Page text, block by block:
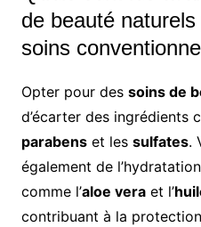
de beauté
soins
Opter pour des soins de
d’écarter des ingrédients
parabenset les sulfates.
également de
comme l’aloe veraet l’
contribuant à la